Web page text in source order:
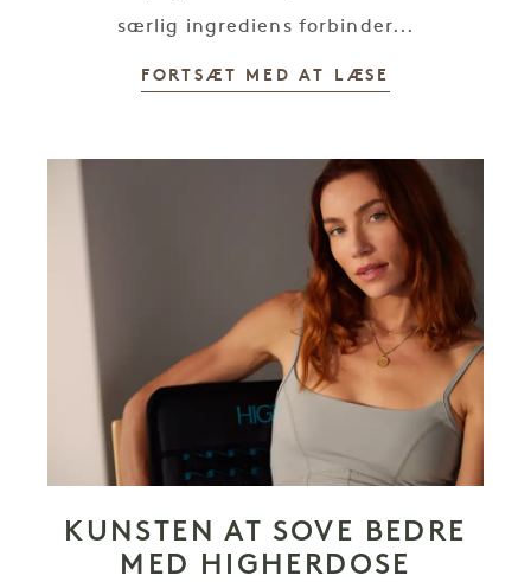
særlig ingrediens forbinder...
FORTSÆT MED AT LÆSE
KUNSTEN AT SOVE BEDRE
MED HIGHERDOSE